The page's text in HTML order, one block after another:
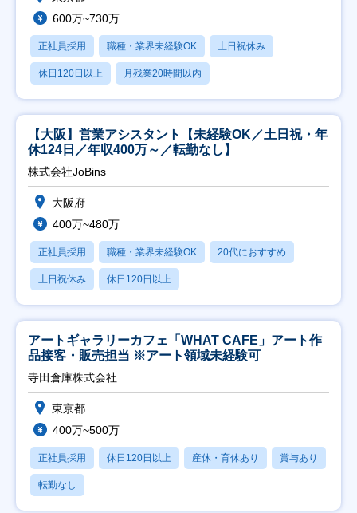
600万~730万
正社員採用 職種・業界未経験OK 土日祝休み
休日120日以上 月残業20時間以内
【大阪】営業アシスタント【未経験OK／土日祝・年
休124日／年収400万～／転勤なし】
株式会社JoBins
大阪府
400万~480万
正社員採用 職種・業界未経験OK 20代におすすめ
土日祝休み 休日120日以上
アートギャラリーカフェ「WHAT CAFE」アート作
品接客・販売担当 ※アート領域未経験可
寺田倉庫株式会社
東京都
400万~500万
正社員採用 休日120日以上 産休・育休あり 賞与あり
転勤なし